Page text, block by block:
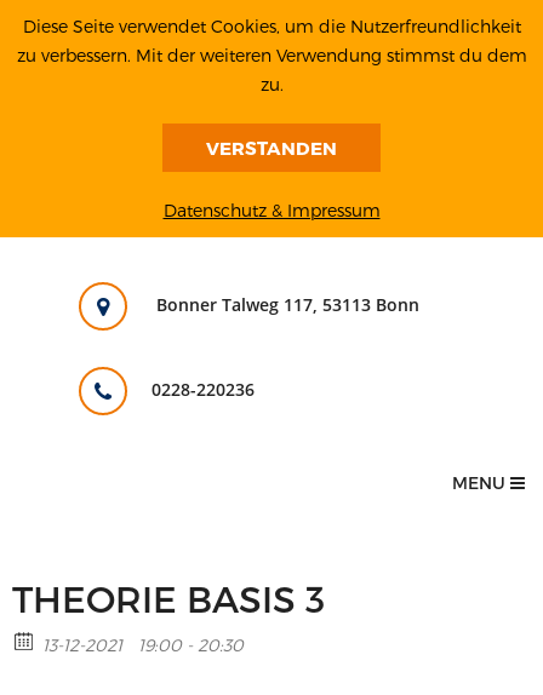
Bonner Talweg 117, 53113 Bonn
0228-220236
MENU
THEORIE BASIS 3
13-12-2021 19:00 - 20:30
Diese Seite verwendet Cookies, um die Nutzerfreundlichkeit
zu verbessern. Mit der weiteren Verwendung stimmst du dem
zu.
VERSTANDEN
Datenschutz & Impressum